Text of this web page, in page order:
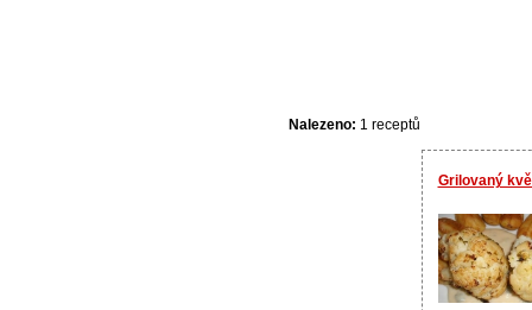
Nalezeno: 1 receptů
Grilovaný